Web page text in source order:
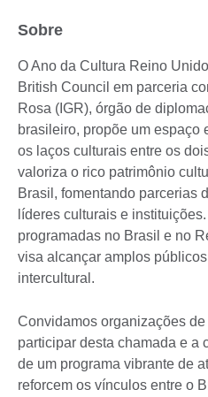
Sobre
O Ano da Cultura Reino
British Council em parceria
Rosa (IGR), órgão de
brasileiro, propõe um espaço
os laços culturais entre os
valoriza o rico patrimônio
Brasil, fomentando parcerias
líderes culturais e
programadas no Brasil e no
visa alcançar amplos
intercultural.
Convidamos organizações
participar desta chamada e a
de um programa vibrante de
reforcem os vínculos entre o